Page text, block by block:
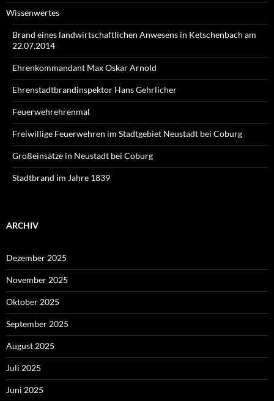
Wissenwertes
Brand eines landwirtschaftlichen Anwesens in Ketschenbach am
22.07.2014
Ehrenkommandant Max Oskar Arnold
Ehrenstadtbrandinspektor Hans Gehrlicher
Feuerwehrehrenmal
Freiwillige Feuerwehren im Stadtgebiet Neustadt bei Coburg
Großeinsätze in Neustadt bei Coburg
Stadtbrand im Jahre 1839
ARCHIV
Dezember 2025
November 2025
Oktober 2025
September 2025
August 2025
Juli 2025
Juni 2025